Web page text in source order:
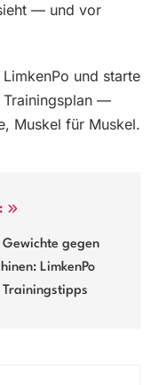
— und vor
und starte
Trainingsplan —
Muskel für Muskel.
Gewichte gegen
LimkenPo